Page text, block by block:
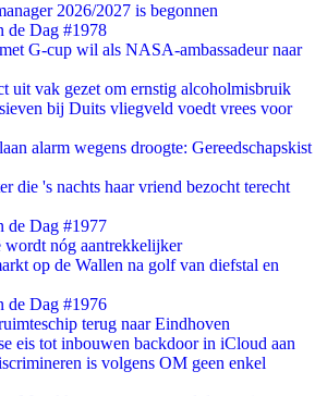
2026/2027 is begonnen
de Dag #1978
G-cup wil als NASA-ambassadeur naar
uit vak gezet om ernstig alcoholmisbruik
bij Duits vliegveld voedt vrees voor
alarm wegens droogte: Gereedschapskist
die 's nachts haar vriend bezocht terecht
de Dag #1977
wordt nóg aantrekkelijker
op de Wallen na golf van diefstal en
de Dag #1976
terug naar Eindhoven
eis tot inbouwen backdoor in iCloud aan
is volgens OM geen enkel